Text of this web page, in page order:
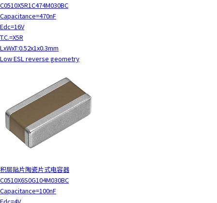
C0510X5R1C474M030BC
Capacitance=470nF
Edc=16V
T.C.=X5R
LxWxT:0.52x1x0.3mm
Low ESL reverse geometry
积层贴片陶瓷片式电容器
C0510X6S0G104M030BC
Capacitance=100nF